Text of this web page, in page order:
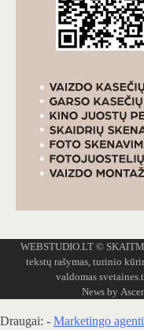
WEBSTUDIO.LT ©
tekstų rašymas, turinio
valdomas
News by
Draugai: - Marketingo